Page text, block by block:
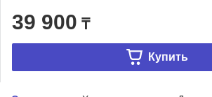
39 900 ₸
Купить